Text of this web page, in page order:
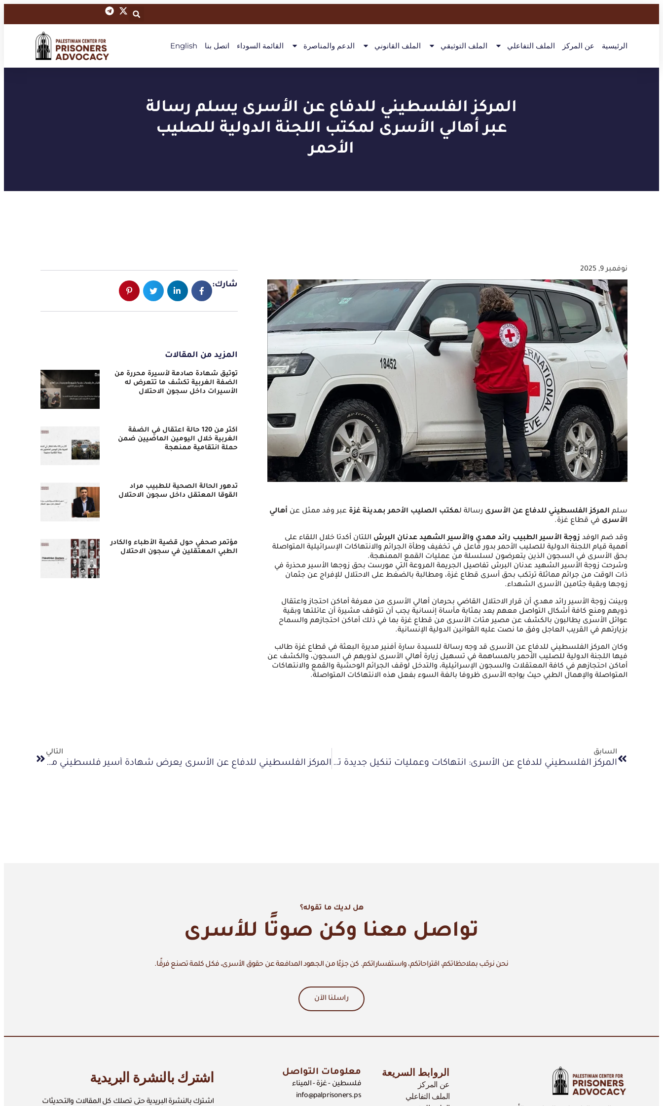
الرئيسية عن المركز الملف التفاعلي الملف التوثيقي الملف القانوني الدعم والمناصرة القائمة السوداء اتصل بنا English
المركز الفلسطيني للدفاع عن الأسرى يسلم رسالة
عبر أهالي الأسرى لمكتب اللجنة الدولية للصليب
الأحمر
نوفمبر 9, 2025
سلم المركز الفلسطيني للدفاع عن الأسرى رسالة لمكتب الصليب الأحمر بمدينة غزة عبر وفد ممثل عن أهالي
الأسرى في قطاع غزة.
وقد ضم الوفد زوجة الأسير الطبيب رائد مهدي والأسير الشهيد عدنان البرش اللتان أكدتا خلال اللقاء على
أهمية قيام اللجنة الدولية للصليب الأحمر بدور فاعل في تخفيف وطأة الجرائم والانتهاكات الإسرائيلية المتواصلة
بحق الأسرى في السجون الذين يتعرضون لسلسلة من عمليات القمع الممنهجة.
وشرحت زوجة الأسير الشهيد عدنان البرش تفاصيل الجريمة المروعة التي مورست بحق زوجها الأسير محذرة في
ذات الوقت من جرائم مماثلة ترتكب بحق أسرى قطاع غزة، ومطالبة بالضغط على الاحتلال للإفراج عن جثمان
زوجها وبقية جثامين الأسرى الشهداء.
وبينت زوجة الأسير رائد مهدي أن قرار الاحتلال القاضي بحرمان أهالي الأسرى من معرفة أماكن احتجاز واعتقال
ذويهم ومنع كافة أشكال التواصل معهم يعد بمثابة مأساة إنسانية يجب أن تتوقف مشيرة أن عائلتها وبقية
عوائل الأسرى يطالبون بالكشف عن مصير مئات الأسرى من قطاع غزة بما في ذلك أماكن احتجازهم والسماح
بزيارتهم في القريب العاجل وفق ما نصت عليه القوانين الدولية الإنسانية.
وكان المركز الفلسطيني للدفاع عن الأسرى قد وجه رسالة للسيدة سارة أفنير مديرة البعثة في قطاع غزة طالب
فيها اللجنة الدولية للصليب الأحمر بالمساهمة في تسهيل زيارة أهالي الأسرى لذويهم في السجون، والكشف عن
أماكن احتجازهم في كافة المعتقلات والسجون الإسرائيلية، والتدخل لوقف الجرائم الوحشية والقمع والانتهاكات
المتواصلة والإهمال الطبي حيث يواجه الأسرى ظروفا بالغة السوء بفعل هذه الانتهاكات المتواصلة.
شارك:
المزيد من المقالات
توثيق شهادة صادمة لأسيرة محررة من
الضفة الغربية تكشف ما تتعرض له
الأسيرات داخل سجون الاحتلال
أكثر من 120 حالة اعتقال في الضفة
الغربية خلال اليومين الماضيين ضمن
حملة انتقامية ممنهجة
تدهور الحالة الصحية للطبيب مراد
القوقا المعتقل داخل سجون الاحتلال
مؤتمر صحفي حول قضية الأطباء والكادر
الطبي المعتقلين في سجون الاحتلال
السابق
المركز الفلسطيني للدفاع عن الأسرى: انتهاكات وعمليات تنكيل جديدة تطال آلاف الأسرى في مختلف السجون الإسرائيلية
التالي
المركز الفلسطيني للدفاع عن الأسرى يعرض شهادة أسير فلسطيني محرر تعرض للاغتصاب بواسطة أحد الكلاب البوليسية
هل لديك ما تقوله؟
تواصل معنا وكن صوتًا للأسرى
نحن نرحّب بملاحظاتكم، اقتراحاتكم، واستفساراتكم. كن جزءًا من الجهود المدافعة عن حقوق الأسرى، فكل كلمة تصنع فرقًا.
راسلنا الآن
الروابط السريعة
عن المركز
الملف التفاعلي
معلومات التواصل
فلسطين - غزة - الميناء
info@palprisoners.ps
اشترك بالنشرة البريدية
اشترك بالنشرة البريدية حتى تصلك كل المقالات والتحديثات